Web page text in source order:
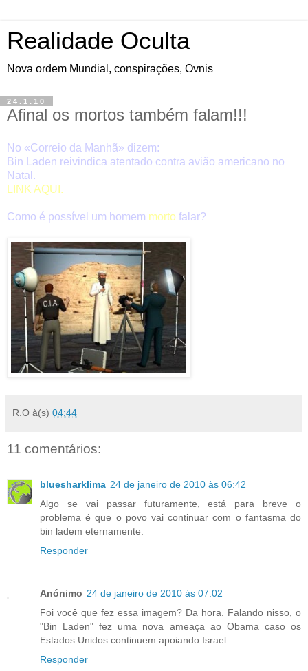
Realidade Oculta
Nova ordem Mundial, conspirações, Ovnis
24.1.10
Afinal os mortos também falam!!!
No «Correio da Manhã» dizem:
Bin Laden reivindica atentado contra avião americano no
Natal.
LINK AQUI.
Como é possível um homem morto falar?
R.O à(s) 04:44
11 comentários:
bluesharklima 24 de janeiro de 2010 às 06:42
Algo se vai passar futuramente, está para breve o
problema é que o povo vai continuar com o fantasma do
bin ladem eternamente.
Responder
Anónimo 24 de janeiro de 2010 às 07:02
Foi você que fez essa imagem? Da hora. Falando nisso, o
"Bin Laden" fez uma nova ameaça ao Obama caso os
Estados Unidos continuem apoiando Israel.
Responder